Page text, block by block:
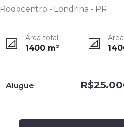
Rodocentro - Londrina - PR
Área total
1400m²
Aluguel